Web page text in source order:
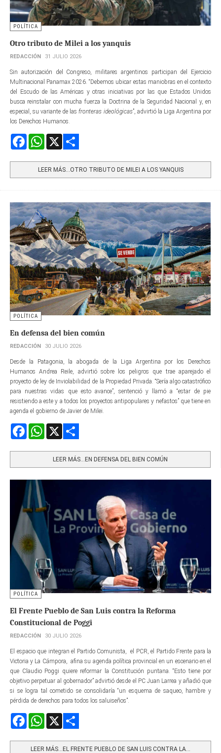
POLÍTICA
Otro tributo de Milei a los yanquis
REDACCIÓN 31 JULIO 2026
Sin autorización del Congreso, militares argentinos participan del Ejercicio
Multinacional Panamax 2026. “Debemos ubicar estas maniobras en el contexto
del Escudo de las Américas y otras iniciativas por las que Estados Unidos
busca reinstalar con mucha fuerza la Doctrina de la Seguridad Nacional y, en
especial, su variante de lasfronteras ideológicas”, advirtió la Liga Argentina por
los Derechos Humanos.
FacebookWhatsApp
LEER MÁS…OTRO TRIBUTO DE MILEI A LOS YANQUIS
POLÍTICA
En defensa del bien común
REDACCIÓN 30 JULIO 2026
Desde la Patagonia, la abogada de la Liga Argentina por los Derechos
Humanos Andrea Reile, advirtió sobre los peligros que trae aparejado el
proyecto de ley de Inviolabilidad de la Propiedad Privada. “Sería algo catastrófico
para nuestras vidas que esto avance”, sentenció y llamó a “estar de pie
resistiendo a este y a todos los proyectos antipopulares y nefastos” que tiene en
agenda el gobierno de Javier de Milei.
FacebookWhatsApp
LEER MÁS…EN DEFENSA DEL BIEN COMÚN
POLÍTICA
El Frente Pueblo de San Luis contra la Reforma
Constitucional de Poggi
REDACCIÓN 30 JULIO 2026
El espacio que integran el Partido Comunista, el PCR, el Partido Frente para la
Victoria y La Cámpora, afina su agenda política provincial en un escenario en el
que Claudio Poggi quiere reformar la Constitución puntana. “Esto tiene por
objetivo perpetuar al gobernador” advirtió desde el PC Juan Larrea y añadió que
si se logra tal cometido se consolidaría “un esquema de saqueo, hambre y
pérdida de derechos para todos los saluiseños”.
FacebookWhatsApp
LEER MÁS…EL FRENTE PUEBLO DE SAN LUIS CONTRA LA...